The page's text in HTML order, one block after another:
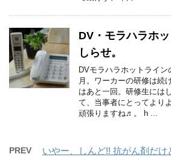
DV・モラハラホ
しらせ。
DVモラハラホットライン
月。ワーカーの研修は続
はあと一回。研修生には
て、当事者にとってより
頑張りますね♬。 h ...
PREV いやー、しんど!! 抗がん剤だけ